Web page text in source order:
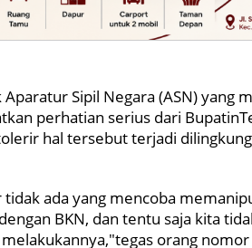
Sipil Negara (ASN) yang
perhatian serius dari
hal tersebut terjadi
ada yang mencoba
BKN, dan tentu saja kita
orang